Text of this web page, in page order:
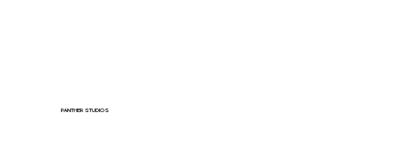
PANTHER STUDIOS